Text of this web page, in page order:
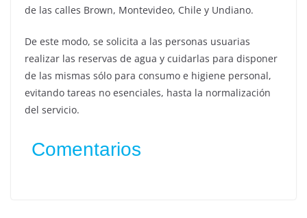
de las calles Brown, Montevideo, Chile y Undiano.
De este modo, se solicita a las personas usuarias
realizar las reservas de agua y cuidarlas para disponer
de las mismas sólo para consumo e higiene personal,
evitando tareas no esenciales, hasta la normalización
del servicio.
Comentarios